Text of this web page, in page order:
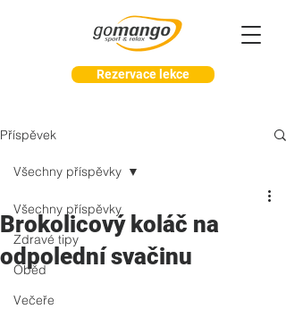
Rezervace lekce
Příspěvek
Všechny příspěvky
Zdravé tipy
Oběd
Večeře
Všechny příspěvky
Brokolicový koláč na
odpolední svačinu